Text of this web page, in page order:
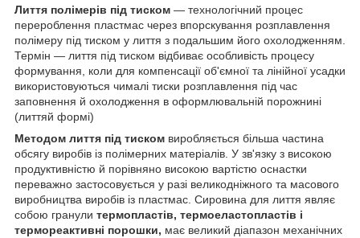
Лиття полімерів під тиском — технологічний процес
перероблення пластмас через впорскування розплавлення
полімеру під тиском у лиття з подальшим його охолодженням.
Термін — лиття під тиском відбиває особливість процесу
формування, коли для компенсації об'ємної та лінійної усадки
використовуються чималі тиски розплавлення під час
заповнення й охолодження в оформлювальній порожнині
(литтяй формі)
Методом лиття під тиском виробляється більша частина
обсягу виробів із полімерних матеріалів. У зв'язку з високою
продуктивністю й порівняно високою вартістю оснастки
переважно застосовується у разі великодніжного та масового
виробництва виробів із пластмас. Сировина для лиття являє
собою гранули термопластів, термоеластопластів і
термореактивні порошки, має великий діапазон механічних